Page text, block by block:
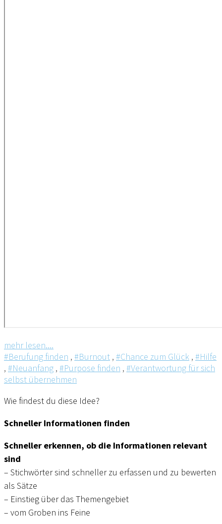
mehr lesen....
#Berufung finden , #Burnout , #Chance zum Glück , #Hilfe
, #Neuanfang , #Purpose finden , #Verantwortung für sich
selbst übernehmen
Wie findest du diese Idee?
Schneller Informationen finden
Schneller erkennen, ob die Informationen relevant
sind
– Stichwörter sind schneller zu erfassen und zu bewerten
als Sätze
– Einstieg über das Themengebiet
– vom Groben ins Feine